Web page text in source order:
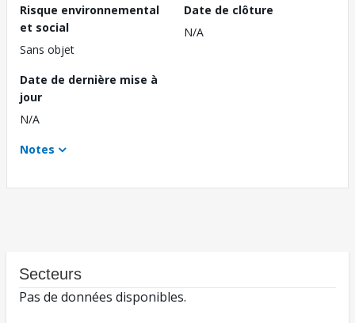
Risque environnemental
et social
Sans objet
Date de clôture
N/A
Date de dernière mise à
jour
N/A
Notes
Secteurs
Pas de données disponibles.